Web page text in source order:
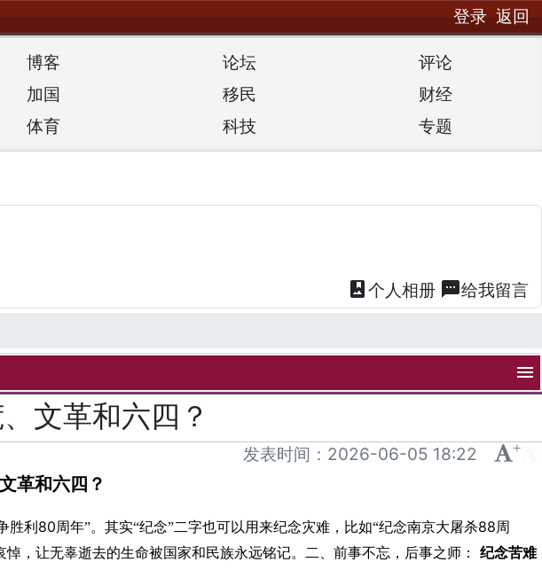
登录 返回
博客 论坛
评论
加国 移民
财经
体育 科技 专题
photo_album 个人相册 textsms给我留言
menu
文革和六四？
发表时间： 2026-06-05 18:22 +
革和六四？
胜利 80周年”。其实“纪念”二字也可以用来纪念灾难，比如“纪念南京大屠杀88周
悼，让无辜逝去的生命被国家和民族永远铭记。二、前事不忘，后事之师：
纪念苦难